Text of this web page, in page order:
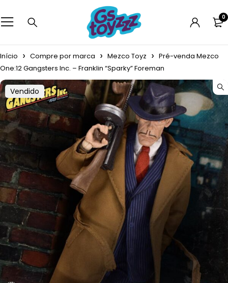
0
Início Compre por marca Mezco Toyz
Pré-venda Mezco
One:12 Gangsters Inc. – Franklin “Sparky” Foreman
Vendido